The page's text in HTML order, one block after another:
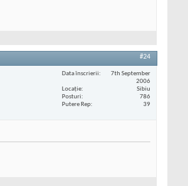
#24
Data înscrierii
7th September
2006
Locaţie
Sibiu
Posturi
786
Putere Rep
39